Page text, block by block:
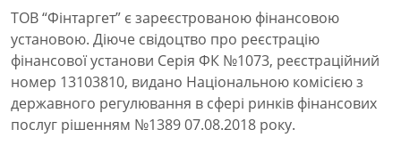
ТОВ “Фінтаргет” є зареєстрованою фінансовою
установою. Діюче свідоцтво про реєстрацію
фінансової установи Серія ФК №1073, реєстраційний
номер 13103810, видано Національною комісією з
державного регулювання в сфері ринків фінансових
послуг рішенням №1389 07.08.2018 року.